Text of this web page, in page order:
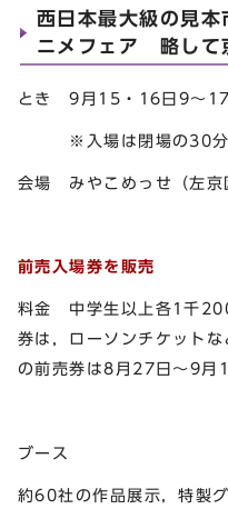
西日本最大級の見
ニメフェア 略して
とき 9月15・16日9～17
※入場は閉場の30分
会場 みやこめっせ（左京
前売入場券を販売
料金 中学生以上各1千
券は，ローソンチケット
の前売券は8月27日～9月
ブース
約60社の作品展示，特製